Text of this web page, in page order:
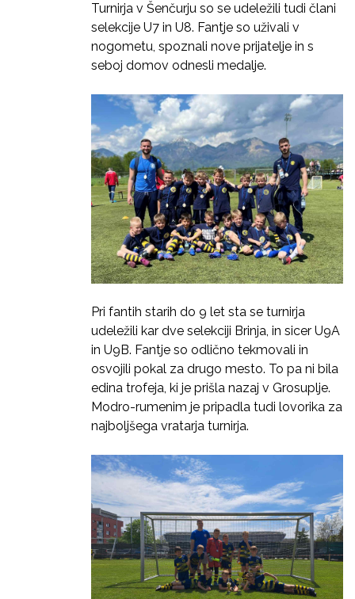
Turnirja v Šenčurju so se udeležili tudi člani
selekcije U7 in U8. Fantje so uživali v
nogometu, spoznali nove prijatelje in s
seboj domov odnesli medalje.
Pri fantih starih do 9 let sta se turnirja
udeležili kar dve selekciji Brinja, in sicer U9A
in U9B. Fantje so odlično tekmovali in
osvojili pokal za drugo mesto. To pa ni bila
edina trofeja, ki je prišla nazaj v Grosuplje.
Modro-rumenim je pripadla tudi lovorika za
najboljšega vratarja turnirja.